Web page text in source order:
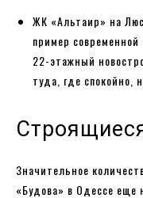
ЖК «Альтаир» на
пример
22-этажный
туда, где спокойно,
Значительное
«Будова» в Одессе еще